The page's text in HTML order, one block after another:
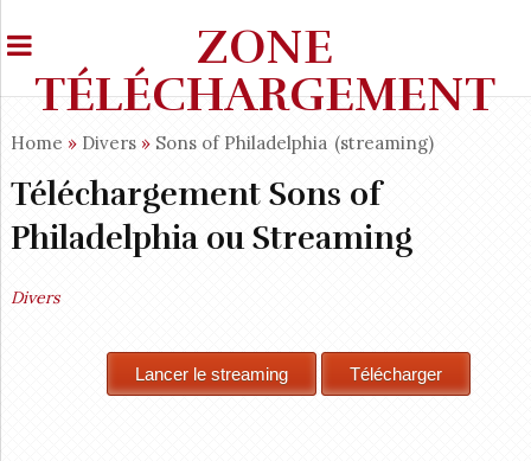
ZONE
TÉLÉCHARGEMENT
Home » Divers » Sons of Philadelphia (streaming)
Téléchargement Sons of
Philadelphia ou Streaming
Divers